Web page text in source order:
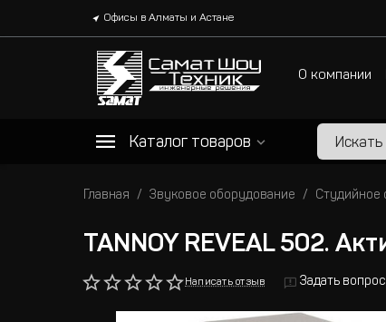
Офисы в Алматы и Астане
О компании
Каталог товаров
Главная Звуковое оборудование Студийное
TANNOY REVEAL 502.
Написать отзыв Задать вопрос